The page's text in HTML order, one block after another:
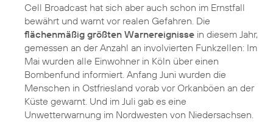
Cell Broadcast hat sich aber auch schon im Ernstfall
bewährt und warnt vor realen Gefahren. Die
flächenmäßig größten Warnereignisse in diesem Jahr,
gemessen an der Anzahl an involvierten Funkzellen: Im
Mai wurden alle Einwohner in Köln über einen
Bombenfund informiert. Anfang Juni wurden die
Menschen in Ostfriesland vorab vor Orkanböen an der
Küste gewarnt. Und im Juli gab es eine
Unwetterwarnung im Nordwesten von Niedersachsen.